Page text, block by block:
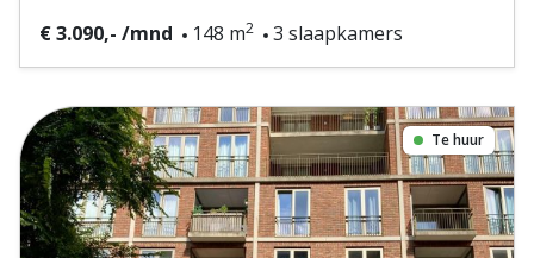
€ 3.090,- /mnd 148 m2 3 slaapkamers
Te huur